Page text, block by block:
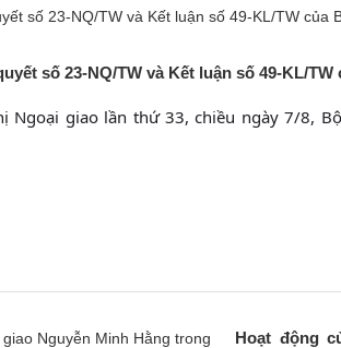
số 23-NQ/TW và Kết luận số 49-KL/
Ngoại giao lần thứ 33, chiều ngày 7/8,
Hoạt động